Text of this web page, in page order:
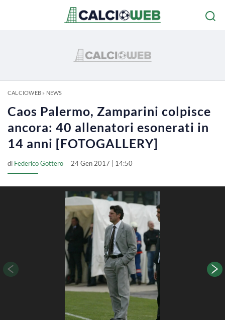
CALCIOWEB» NEWS
Caos Palermo, Zamparini colpisce
ancora: 40 allenatori esonerati in
14 anni [FOTOGALLERY]
di Federico Gottero 24 Gen 2017 | 14:50